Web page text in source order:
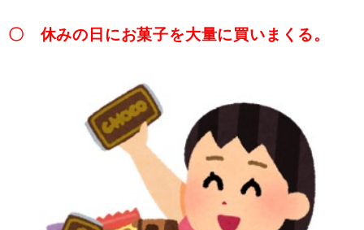
〇 休みの日にお菓子を大量に買いまくる。